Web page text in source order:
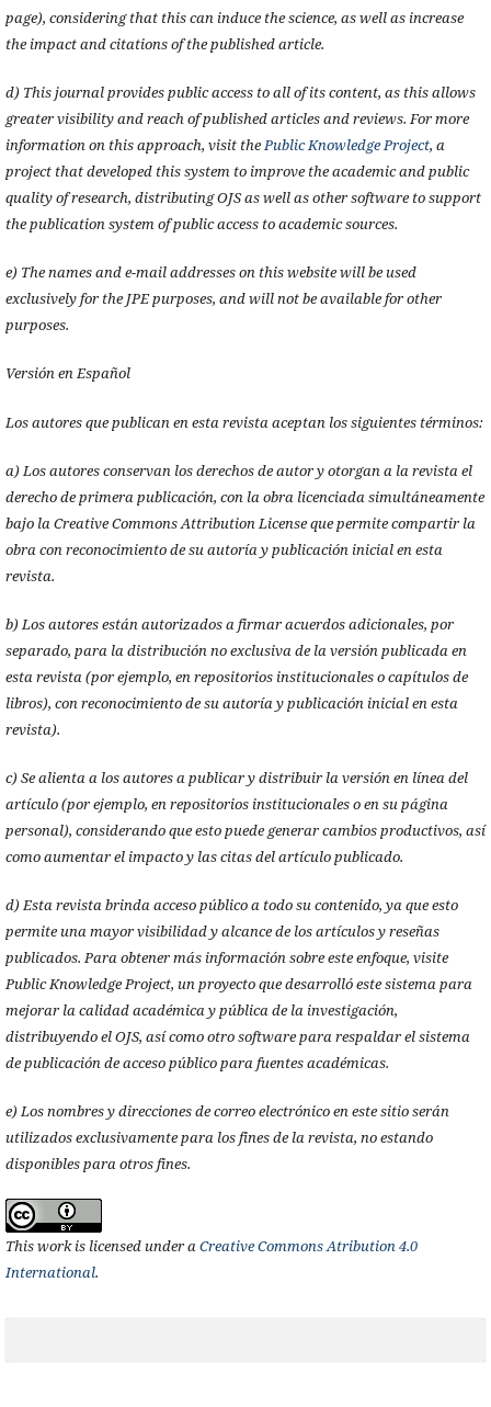
page), considering that this can induce the science, as well as increase
the impact and citations of the published article.
d) This journal provides public access to all of its content, as this allows
greater visibility and reach of published articles and reviews. For more
information on this approach, visit thePublic Knowledge Project, a
project that developed this system to improve the academic and public
quality of research, distributing OJS as well as other software to support
the publication system of public access to academic sources.
e) The names and e-mail addresses on this website will be used
exclusively for the JPE purposes, and will not be available for other
purposes.
Versión en Español
Los autores que publican en esta revista aceptan los siguientes términos:
a) Los autores conservan los derechos de autor y otorgan a la revista el
derecho de primera publicación, con la obra licenciada simultáneamente
bajo la Creative Commons Attribution License que permite compartir la
obra con reconocimiento de su autoría y publicación inicial en esta
revista.
b) Los autores están autorizados a firmar acuerdos adicionales, por
separado, para la distribución no exclusiva de la versión publicada en
esta revista (por ejemplo, en repositorios institucionales o capítulos de
libros), con reconocimiento de su autoría y publicación inicial en esta
revista).
c) Se alienta a los autores a publicar y distribuir la versión en línea del
artículo (por ejemplo, en repositorios institucionales o en su página
personal), considerando que esto puede generar cambios productivos, así
como aumentar el impacto y las citas del artículo publicado.
d) Esta revista brinda acceso público a todo su contenido, ya que esto
permite una mayor visibilidad y alcance de los artículos y reseñas
publicados. Para obtener más información sobre este enfoque, visite
Public Knowledge Project, un proyecto que desarrolló este sistema para
mejorar la calidad académica y pública de la investigación,
distribuyendo el OJS, así como otro software para respaldar el sistema
de publicación de acceso público para fuentes académicas.
e) Los nombres y direcciones de correo electrónico en este sitio serán
utilizados exclusivamente para los fines de la revista, no estando
disponibles para otros fines.
This work is licensed under a Creative Commons Atribution 4.0
International.